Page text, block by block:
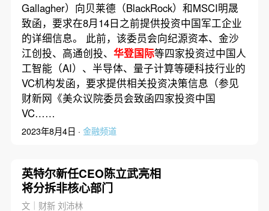
Gallagher）向贝莱德（BlackRock）和MSCI明晟
致函，要求在8月14日之前提供投资中国军工企业
的详细信息。 此前，该委员会向纪源资本、金沙
江创投、高通创投、 华登国际等四家投资过中国人
工智能（AI）、半导体、量子计算等硬科技行业的
VC机构发函，要求提供相关投资决策信息（参见
财新网《美众议院委员会致函四家投资中国
VC……
2023年8月4日 · 金融频道
英特尔新任CEO陈立武亮相
将分拆非核心部门
文｜财新 刘沛林